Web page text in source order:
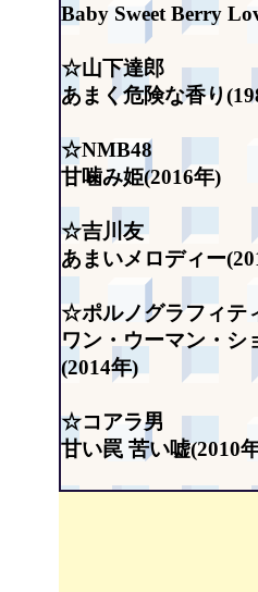
Baby Sweet Berry
☆山下達郎
あまく危険な香り
☆NMB48
甘噛み姫(2016年)
☆吉川友
あまいメロディー
☆ポルノグラフィテ
ワン・ウーマン・シ
(2014年)
☆コアラ男
甘い罠 苦い嘘(2010